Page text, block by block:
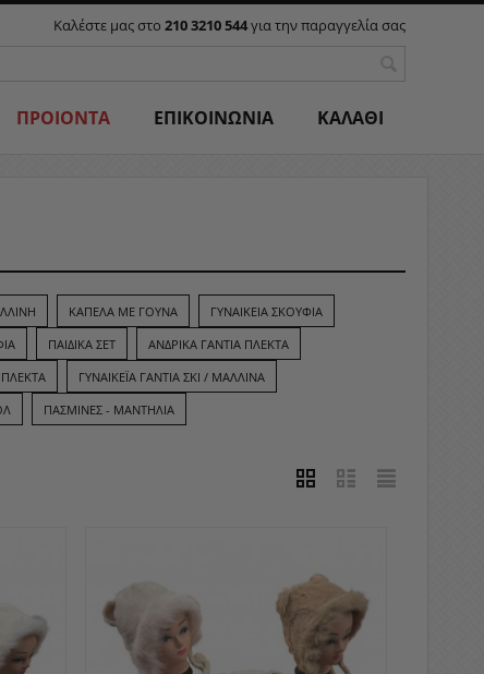
Καλέστε μας στο 210 3210 544για την παραγγελία σας
ΠΡΟΙΟΝΤΑ ΕΠΙΚΟΙΝΩΝΙΑ ΚΑΛΑΘΙ
ΚΑΠΈΛΑ ΜΕ ΓΟΎΝΑ
ΓΥΝΑΙΚΕΊΑ ΣΚΟΥΦΙΆ
ΠΑΙΔΙΚΆ ΣΕΤ
ΑΝΔΡΙΚΆ ΓΆΝΤΙΑ ΠΛΕΚΤΆ
ΠΛΕΚΤΆ
ΓΥΝΑΙΚΈΙΑ ΓΆΝΤΙΑ ΣΚΊ / ΜΆΛΛΙΝΑ
ΠΑΣΜΊΝΕΣ - ΜΑΝΤΉΛΙΑ